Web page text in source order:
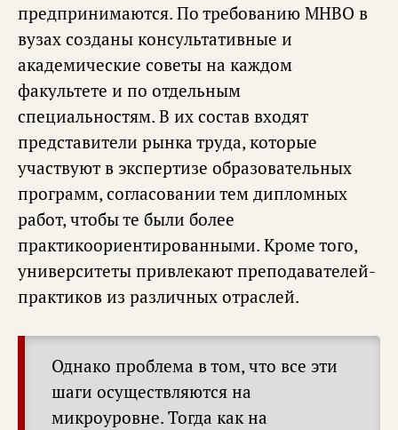
предпринимаются. По требованию МНВО в
вузах созданы консультативные и
академические советы на каждом
факультете и по отдельным
специальностям. В их состав входят
представители рынка труда, которые
участвуют в экспертизе образовательных
программ, согласовании тем дипломных
работ, чтобы те были более
практикоориентированными. Кроме того,
университеты привлекают преподавателей-
практиков из различных отраслей.
Однако проблема в том, что все эти
шаги осуществляются на
микроуровне. Тогда как на